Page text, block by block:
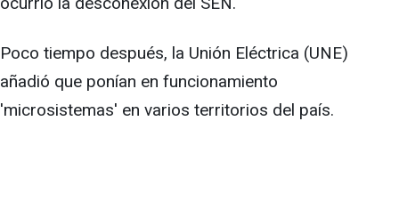
Poco tiempo después, la Unión Eléctrica (UNE)
añadió que ponían en funcionamiento
'microsistemas' en varios territorios del país.